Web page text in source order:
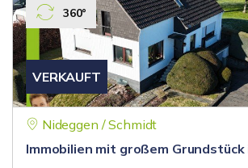
VERKAUFT
360°
Nideggen / Schmidt
Immobilien mit großem Grundstück